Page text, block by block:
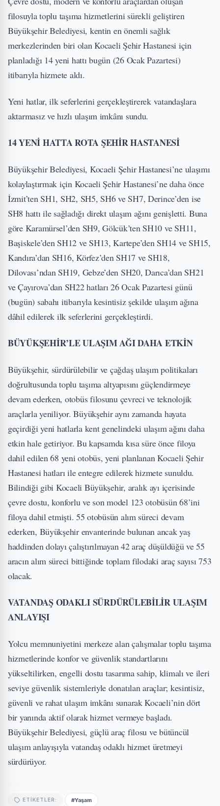
filosuyla toplu taşıma hizmetlerini sürekli geliştiren
Büyükşehir Belediyesi, kentin en önemli sağlık
merkezlerinden biri olan Kocaeli Şehir Hastanesi için
planladığı 14 yeni hattı bugün (26 Ocak Pazartesi)
itibarıyla hizmete aldı.
Yeni hatlar, ilk seferlerini gerçekleştirerek vatandaşlara
aktarmasız ve hızlı ulaşım imkânı sundu.
14 YENİ HATTA ROTA ŞEHİR HASTANESİ
Büyükşehir Belediyesi, Kocaeli Şehir Hastanesi’ne ulaşımı
kolaylaştırmak için Kocaeli Şehir Hastanesi’ne daha önce
İzmit’ten SH1, SH2, SH5, SH6 ve SH7, Derince’den ise
SH8 hattı ile sağladığı direkt ulaşım ağını genişletti. Buna
göre Karamürsel’den SH9, Gölcük’ten SH10 ve SH11,
Başiskele’den SH12 ve SH13, Kartepe’den SH14 ve SH15,
Kandıra’dan SH16, Körfez’den SH17 ve SH18,
Dilovası’ndan SH19, Gebze’den SH20, Darıca’dan SH21
ve Çayırova’dan SH22 hatları 26 Ocak Pazartesi günü
(bugün) sabahı itibarıyla kesintisiz şekilde ulaşım ağına
dâhil edilerek ilk seferlerini gerçekleştirdi.
BÜYÜKŞEHİR’LE ULAŞIM AĞI DAHA ETKİN
Büyükşehir, sürdürülebilir ve çağdaş ulaşım politikaları
doğrultusunda toplu taşıma altyapısını güçlendirmeye
devam ederken, otobüs filosunu çevreci ve teknolojik
araçlarla yeniliyor. Büyükşehir aynı zamanda hayata
geçirdiği yeni hatlarla kent genelindeki ulaşım ağını daha
etkin hale getiriyor. Bu kapsamda kısa süre önce filoya
dahil edilen 68 yeni otobüs, yeni planlanan Kocaeli Şehir
Hastanesi hatları ile entegre edilerek hizmete sunuldu.
Bilindiği gibi Kocaeli Büyükşehir, aralık ayı içerisinde
çevre dostu, konforlu ve son model 123 otobüsün 68’ini
filoya dahil etmişti. 55 otobüsün alım süreci devam
ederken, Büyükşehir envanterinde bulunan ancak yaş
haddinden dolayı çalıştırılmayan 42 araç düşüldüğü ve 55
aracın alım süreci bittiğinde toplam filodaki araç sayısı 753
olacak.
VATANDAŞ ODAKLI SÜRDÜRÜLEBİLİR ULAŞIM
ANLAYIŞI
Yolcu memnuniyetini merkeze alan çalışmalar toplu taşıma
hizmetlerinde konfor ve güvenlik standartlarını
yükseltilirken, engelli dostu tasarıma sahip, klimalı ve ileri
seviye güvenlik sistemleriyle donatılan araçlar; kesintisiz,
güvenli ve rahat ulaşım imkânı sunarak Kocaeli’nin dört
bir yanında aktif olarak hizmet vermeye başladı.
Büyükşehir Belediyesi, güçlü araç filosu ve bütüncül
ulaşım anlayışıyla vatandaş odaklı hizmet üretmeyi
sürdürüyor.
ETIKETLER: #Yaşam